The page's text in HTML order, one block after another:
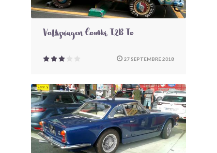
Volkswagen Combi T2B To
27 SEPTEMBRE 2018